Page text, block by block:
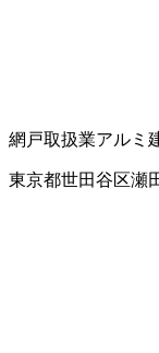
網戸取扱業アルミ
東京都世田谷区瀬